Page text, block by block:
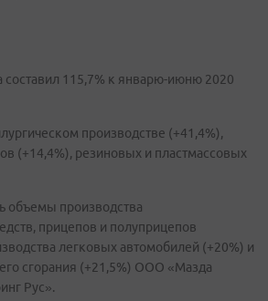
составил 115,7% к январю-июню 2020
производстве (+41,4%),
(+14,4%), резиновых и пластмассовых
объемы производства
прицепов и полуприцепов
легковых автомобилей (+20%) и
сгорания (+21,5%) ООО «Мазда
Рус».